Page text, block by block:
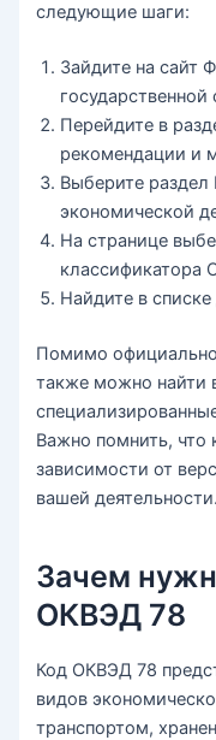
следующие шаги:
Зайдите на сайт
государственной
Перейдите в
рекомендации и
Выберите
экономической
На странице
классификатора
Найдите в
Помимо
также можно найти
Важно помнить,
зависимости от
вашей деятельности.
Зачем
ОКВЭД 78
Код ОКВЭД 78
видов
транспортом,